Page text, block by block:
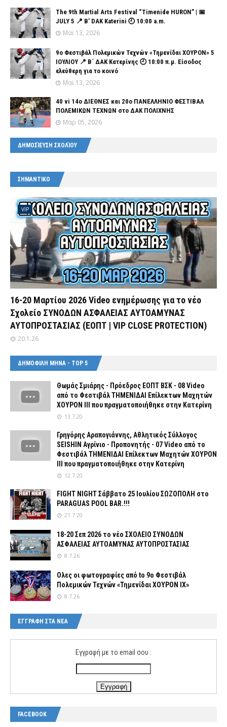
The 9th Martial Arts Festival “Timenide HURON” | 📅
JULY 5 📍 B’ DAK Katerini 🕘 10:00 a.m.
Μαϊ 13, 2026
9ο Φεστιβάλ Πολεμικών Τεχνών «Τημενίδαι ΧΟΥΡΟΝ» 5
ΙΟΥΛΙΟΥ 📍 Β΄ ΔΑΚ Κατερίνης 🕘 10:00 π.μ. Είσοδος
ελεύθερη για το κοινό
Μαϊ 13, 2026
40 vi 14ο ΔΙΕΘΝΕΣ και 20ο ΠΑΝΕΛΛΗΝΙΟ ΦΕΣΤΙΒΑΛ
ΠΟΛΕΜΙΚΩΝ ΤΕΧΝΩΝ στο ΔΑΚ ΠΟΛΙΧΝΗΣ
Μαρ 05, 2026
ΔΗΜΟΣΊΕΥΣΗ ΣΧΟΛΊΟΥ
ΣΗΜΑΝΤΙΚΟ
VIP
16-20 Μαρτίου 2026 Video ενημέρωσης για το νέο
Σχολείο ΣΥΝΟΔΩΝ ΑΣΦΑΛΕΙΑΣ ΑΥΤΟΑΜΥΝΑΣ
ΑΥΤΟΠΡΟΣΤΑΣΙΑΣ (ΕΟΠΤ | VIP CLOSE PROTECTION)
20.1.26
ΔΗΜΟΦΙΛΗ ΜΗΝΑ - TOP 5
Θωμάς Σμιάρης - Πρόεδρος ΕΟΠΤ ΒΣΚ - 08 Video
από το Φεστιβάλ ΤΗΜΕΝΙΔΑΙ Επίλεκτων Μαχητών
ΧΟΥΡΟΝ ΙΙΙ που πραγματοποιήθηκε στην Κατερίνη
13.7.20
Γρηγόρης Αραπογιάννης, Αθλητικός Σύλλογος
SEISHIN Αγρίνιο - Προπονητής - 07 Video από το
Φεστιβάλ ΤΗΜΕΝΙΔΑΙ Επίλεκτων Μαχητών ΧΟΥΡΟΝ
ΙΙΙ που πραγματοποιήθηκε στην Κατερίνη
12.7.20
FIGHT NIGHT Σάββατο 25 Ιουλίου ΣΩΖΟΠΟΛΗ στο
PARAGUAS POOL BAR.!!!
21.7.20
18-20 Σεπ 2026 το νέο ΣΧΟΛΕΙΟ ΣΥΝΟΔΩΝ
ΑΣΦΑΛΕΙΑΣ ΑΥΤΟΑΜΥΝΑΣ ΑΥΤΟΠΡΟΣΤΑΣΙΑΣ
8.7.26
Ολες οι φωτογραφίες από tο 9ο Φεστιβάλ
Πολεμικών Τεχνών «Τημενίδαι ΧΟΥΡΟΝ ΙΧ»
8.7.26
ΕΓΓΡΑΦΗ ΣΤΑ ΝΕΑ
Εγγραφή με το email σου :
FACEBOOK